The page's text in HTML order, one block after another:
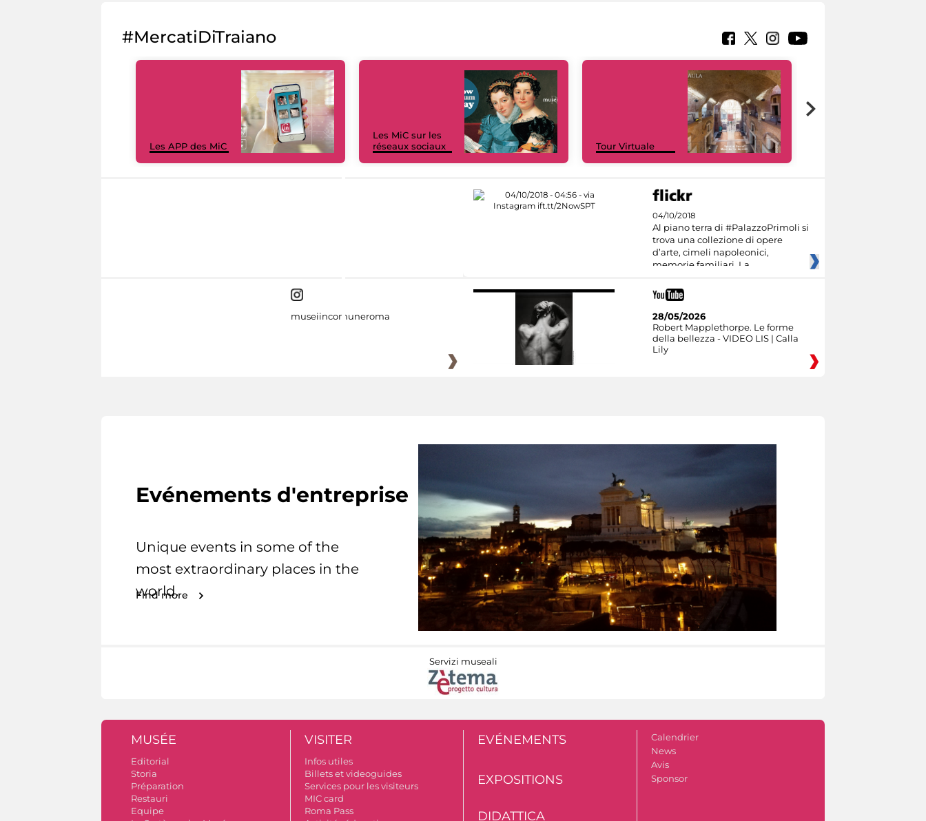
#MercatiDiTraiano
Les APP des MiC
Les MiC sur les
réseaux sociaux
Tour Virtuale
04/10/2018
Al piano terra di #PalazzoPrimoli si
trova una collezione di opere
d’arte, cimeli napoleonici,
memorie familiari. La
museiincomuneroma
28/05/2026
Robert Mapplethorpe. Le forme
della bellezza - VIDEO LIS | Calla
Lily
Evénements d'entreprise
Unique events in some of the
most extraordinary places in the
world.
Find more
Servizi museali
MUSÉE
Editorial
Storia
Préparation
Restauri
Equipe
VISITER
Infos utiles
Billets et videoguides
Services pour les visiteurs
MIC card
Roma Pass
EVÉNEMENTS
EXPOSITIONS
DIDATTICA
Calendrier
News
Avis
Sponsor